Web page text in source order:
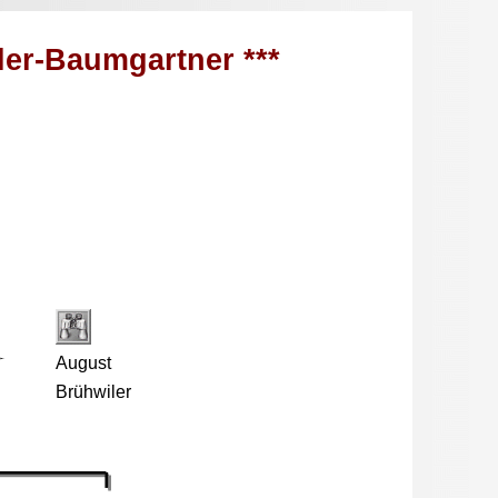
Baumgartner ***
August
Brühwiler